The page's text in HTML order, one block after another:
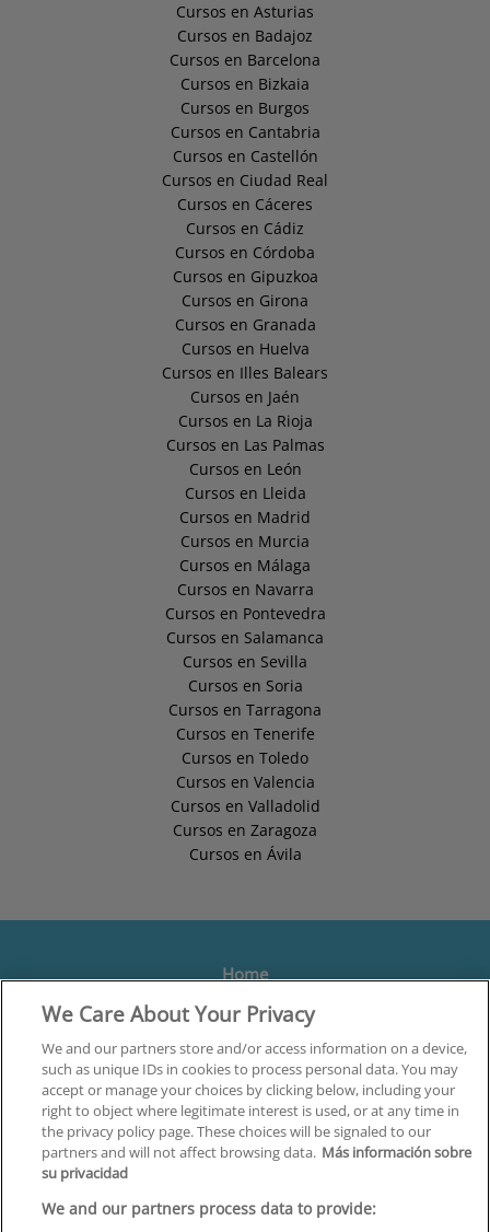
Cursos en Asturias
Cursos en Badajoz
Cursos en Barcelona
Cursos en Bizkaia
Cursos en Burgos
Cursos en Cantabria
Cursos en Castellón
Cursos en Ciudad Real
Cursos en Cáceres
Cursos en Cádiz
Cursos en Córdoba
Cursos en Gipuzkoa
Cursos en Girona
Cursos en Granada
Cursos en Huelva
Cursos en Illes Balears
Cursos en Jaén
Cursos en La Rioja
Cursos en Las Palmas
Cursos en León
Cursos en Lleida
Cursos en Madrid
Cursos en Murcia
Cursos en Málaga
Cursos en Navarra
Cursos en Pontevedra
Cursos en Salamanca
Cursos en Sevilla
Cursos en Soria
Cursos en Tarragona
Cursos en Tenerife
Cursos en Toledo
Cursos en Valencia
Cursos en Valladolid
Cursos en Zaragoza
Cursos en Ávila
Home
Formación
Centros
Orientación
Quiénes somos
Contacta
Aviso Legal
We Care About Your Privacy
We and our partners store and/or access information on a device,
such as unique IDs in cookies to process personal data. You may
accept or manage your choices by clicking below, including your
right to object where legitimate interest is used, or at any time in
the privacy policy page. These choices will be signaled to our
partners and will not affect browsing data. Más información sobre
su privacidad
We and our partners process data to provide: